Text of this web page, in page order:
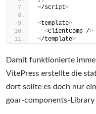
</script>
<template>
<ClientComp />
</template>
Damit funktionierte
VitePress erstellte die
dort sollte es doch nur
goar-components-Library